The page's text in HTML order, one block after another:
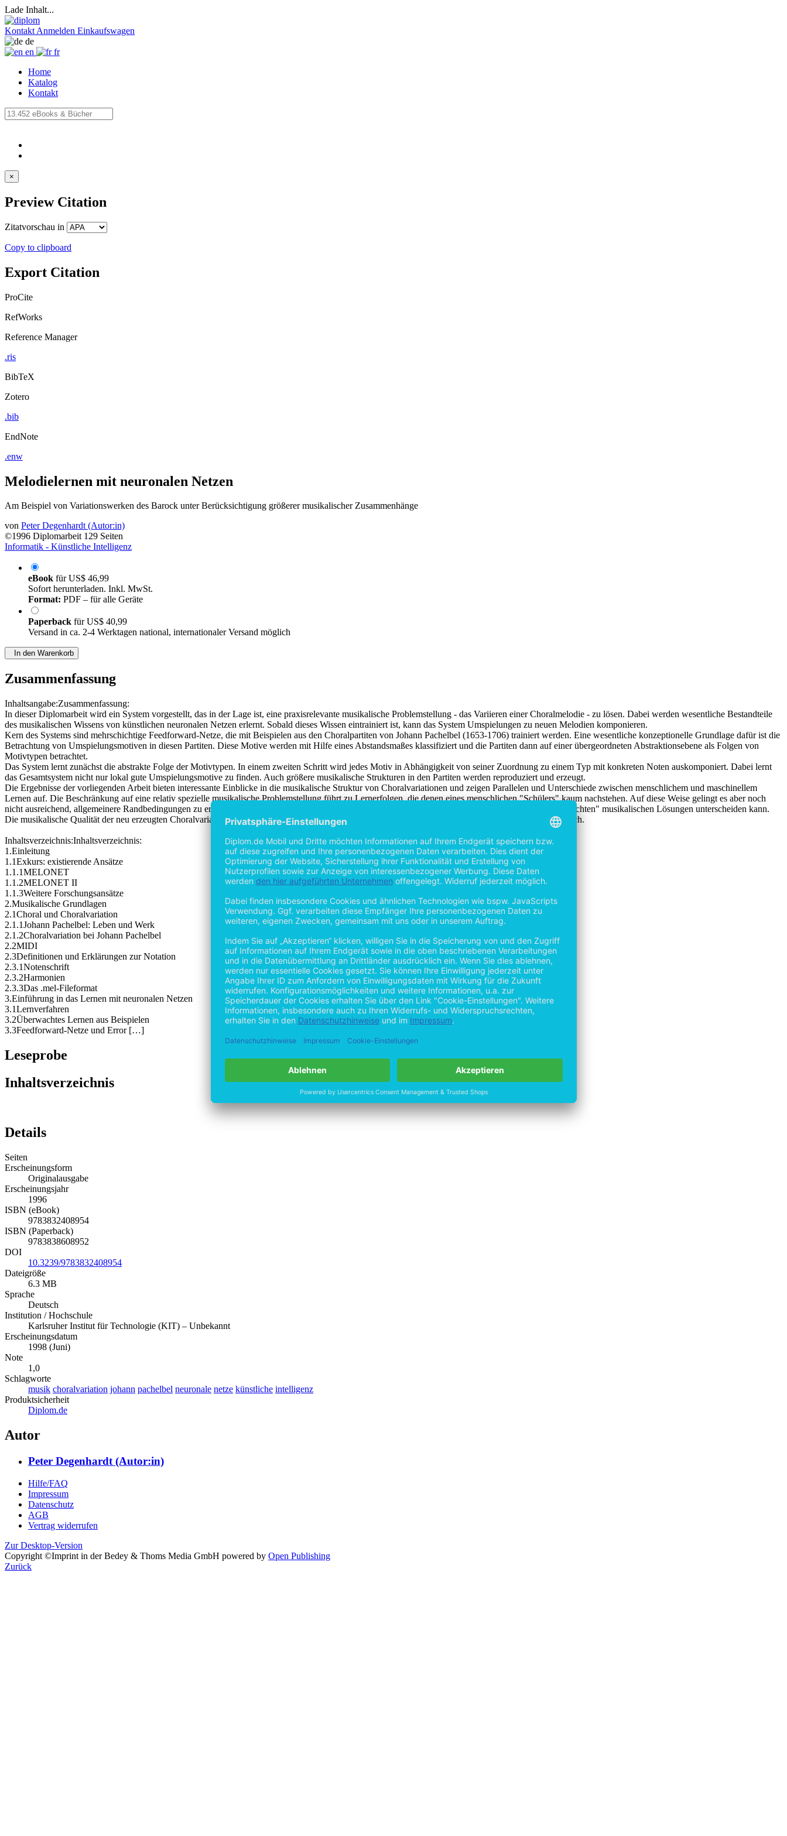
Lade Inhalt...
Kontakt Anmelden Einkaufswagen
de
en
fr
Home
Katalog
Kontakt
×
Preview Citation
Zitatvorschau in
Copy to clipboard
Export Citation
ProCite
RefWorks
Reference Manager
.ris
BibTeX
Zotero
.bib
EndNote
.enw
Melodielernen mit neuronalen Netzen
Am Beispiel von Variationswerken des Barock unter Berücksichtigung größerer musikalischer Zusammenhänge
von Peter Degenhardt (Autor:in)
©1996 Diplomarbeit 129 Seiten
Informatik - Künstliche Intelligenz
eBook fürUS$ 46,99
Sofort herunterladen. Inkl. MwSt.
Format: PDF – für alle Geräte
Paperback fürUS$ 40,99
Versand in ca. 2-4 Werktagen national, internationaler Versand möglich
In den Warenkorb
Zusammenfassung
Inhaltsangabe:Zusammenfassung:
In dieser Diplomarbeit wird ein System vorgestellt, das in der Lage ist, eine praxisrelevante musikalische Problemstellung - das Variieren einer Choralmelodie - zu lösen. Dabei werden wesentliche Bestandteile
des musikalischen Wissens von künstlichen neuronalen Netzen erlernt. Sobald dieses Wissen eintrainiert ist, kann das System Umspielungen zu neuen Melodien komponieren.
Kern des Systems sind mehrschichtige Feedforward-Netze, die mit Beispielen aus den Choralpartiten von Johann Pachelbel (1653-1706) trainiert werden. Eine wesentliche konzeptionelle Grundlage dafür ist die
Betrachtung von Umspielungsmotiven in diesen Partiten. Diese Motive werden mit Hilfe eines Abstandsmaßes klassifiziert und die Partiten dann auf einer übergeordneten Abstraktionsebene als Folgen von
Motivtypen betrachtet.
Das System lernt zunächst die abstrakte Folge der Motivtypen. In einem zweiten Schritt wird jedes Motiv in Abhängigkeit von seiner Zuordnung zu einem Typ mit konkreten Noten auskomponiert. Dabei lernt
das Gesamtsystem nicht nur lokal gute Umspielungsmotive zu finden. Auch größere musikalische Strukturen in den Partiten werden reproduziert und erzeugt.
Die Ergebnisse der vorliegenden Arbeit bieten interessante Einblicke in die musikalische Struktur von Choralvariationen und zeigen Parallelen und Unterschiede zwischen menschlichem und maschinellem
Lernen auf. Die Beschränkung auf eine relativ spezielle musikalische Problemstellung führt zu Lernerfolgen, die denen eines menschlichen "Schülers" kaum nachstehen. Auf diese Weise gelingt es aber noch
nicht ausreichend, allgemeinere Randbedingungen zu erfassen, mit deren Hilfe jeder einigermaßen musikalische Mensch sofort "überzeugende" von "schlechten" musikalischen Lösungen unterscheiden kann.
Die musikalische Qualität der neu erzeugten Choralvariationen übertrifft die manuellen Kompositions- bzw. Improvisationsversuche des Autor meist deutlich.
Inhaltsverzeichnis:Inhaltsverzeichnis:
1.Einleitung
1.1Exkurs: existierende Ansätze
1.1.1MELONET
1.1.2MELONET II
1.1.3Weitere Forschungsansätze
2.Musikalische Grundlagen
2.1Choral und Choralvariation
2.1.1Johann Pachelbel: Leben und Werk
2.1.2Choralvariation bei Johann Pachelbel
2.2MIDI
2.3Definitionen und Erklärungen zur Notation
2.3.1Notenschrift
2.3.2Harmonien
2.3.3Das .mel-Fileformat
3.Einführung in das Lernen mit neuronalen Netzen
3.1Lernverfahren
3.2Überwachtes Lernen aus Beispielen
3.3Feedforward-Netze und Error […]
Leseprobe
Inhaltsverzeichnis
Details
Seiten
Erscheinungsform
Originalausgabe
Erscheinungsjahr
1996
ISBN (eBook)
9783832408954
ISBN (Paperback)
9783838608952
DOI
10.3239/9783832408954
Dateigröße
6.3 MB
Sprache
Deutsch
Institution / Hochschule
Karlsruher Institut für Technologie (KIT) – Unbekannt
Erscheinungsdatum
1998 (Juni)
Note
1,0
Schlagworte
musik choralvariation johann pachelbel neuronale netze künstliche intelligenz
Produktsicherheit
Diplom.de
Autor
Peter Degenhardt (Autor:in)
Hilfe/FAQ
Impressum
Datenschutz
AGB
Vertrag widerrufen
Zur Desktop-Version
Copyright ©Imprint in der Bedey & Thoms Media GmbH powered by Open Publishing
Zurück